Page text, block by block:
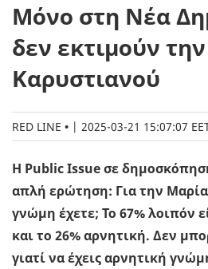
Μόνο στη Νέα
δεν εκτιμούν
Καρυστιανού
RED LINE | 2025-03-21 15:07:07
Η Public Issue σε
απλή ερώτηση: Για την
γνώμη έχετε; Το 67% λοιπόν
και το 26% αρνητική. Δεν
γιατί να έχεις αρνητική